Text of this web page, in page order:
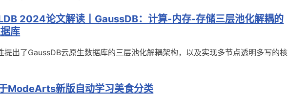
2024论文解读丨GaussDB：计算-内存-存储三层池化解耦的
库
提出了GaussDB云原生数据库的三层池化解耦架构，以及实现多节点透明多写的核
于ModeArts新版自动学习美食分类